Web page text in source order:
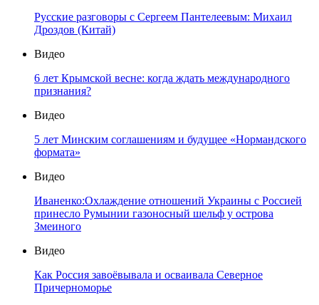
Русские разговоры с Сергеем Пантелеевым: Михаил
Дроздов (Китай)
Видео
6 лет Крымской весне: когда ждать международного
признания?
Видео
5 лет Минским соглашениям и будущее «Нормандского
формата»
Видео
Иваненко:Охлаждение отношений Украины с Россией
принесло Румынии газоносный шельф у острова
Змеиного
Видео
Как Россия завоёвывала и осваивала Северное
Причерноморье